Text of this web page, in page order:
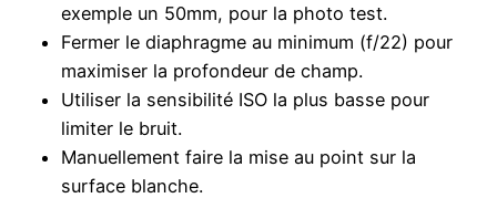
exemple un 50mm, pour la photo test.
Fermer le diaphragme au minimum (f/22) pour
maximiser la profondeur de champ.
Utiliser la sensibilité ISO la plus basse pour
limiter le bruit.
Manuellement faire la mise au point sur la
surface blanche.